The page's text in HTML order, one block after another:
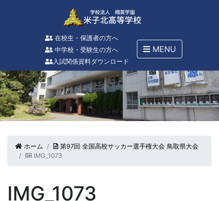
在校生・保護者の方へ
中学校・受験生の方へ
入試関係資料ダウンロード
MENU
ホーム
第97回 全国高校サッカー選手権大会 鳥取県大会
IMG_1073
IMG_1073